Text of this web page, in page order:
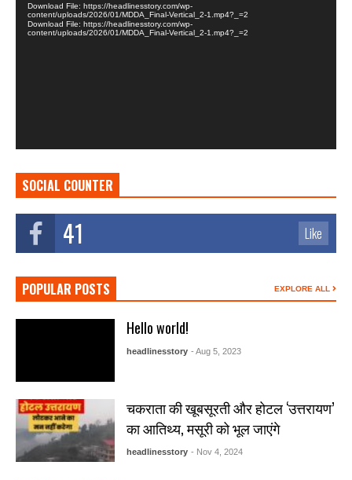
Download File: https://headlinesstory.com/wp-
content/uploads/2026/01/MDDA_Final-Vertical_2-1.mp4?_=2
Download File: https://headlinesstory.com/wp-
content/uploads/2026/01/MDDA_Final-Vertical_2-1.mp4?_=2
SOCIAL COUNTER
41 Like
POPULAR POSTS EXPLORE ALL
Hello world!
headlinesstory - Aug 5, 2023
चकराता की खूबसूरती और होटल ‘उत्तरायण’
का आतिथ्य, मसूरी को भूल जाएंगे
headlinesstory - Nov 4, 2024